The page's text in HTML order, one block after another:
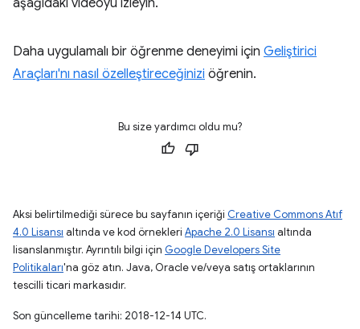
Daha uygulamalı bir öğrenme deneyimi için Geliştirici
Araçları'nı nasıl özelleştireceğinizi öğrenin.
Bu size yardımcı oldu mu?
Aksi belirtilmediği sürece bu sayfanın içeriği Creative Commons Atıf
4.0 Lisansı altında ve kod örnekleri Apache 2.0 Lisansı altında
lisanslanmıştır. Ayrıntılı bilgi için Google Developers Site
Politikaları'na göz atın. Java, Oracle ve/veya satış ortaklarının
tescilli ticari markasıdır.
Son güncelleme tarihi: 2018-12-14 UTC.